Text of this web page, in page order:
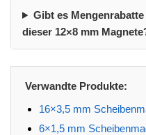
Gibt es
dieser 12×8 mm
Verwandte Produkte:
16×3,5 mm
6×1,5 mm